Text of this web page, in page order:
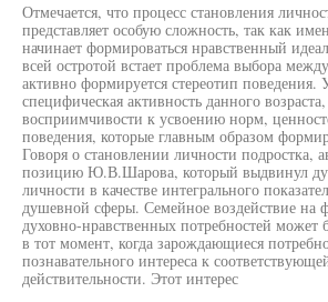
Отмечается, что процесс становления
представляет особую сложность, так как
начинает формироваться нравственный
всей остротой встает проблема выбора
активно формируется стереотип поведения.
специфическая активность данного
восприимчивости к усвоению норм,
поведения, которые главным образом
Говоря о становлении личности подростка,
позицию Ю.В.Шарова, который выдвинул
личности в качестве интегрального
душевной сферы. Семейное воздействие на
духовно-нравственных потребностей может
в тот момент, когда зарождающиеся
познавательного интереса к
действительности. Этот интерес